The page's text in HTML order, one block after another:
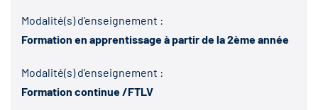
Modalité(s) d’enseignement :
Formation en apprentissage à partir de la 2ème année
Modalité(s) d’enseignement :
Formation continue /FTLV